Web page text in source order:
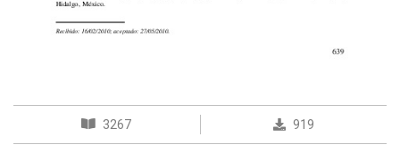
3267 919